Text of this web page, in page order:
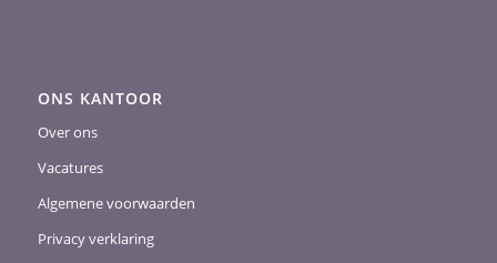
ONS KANTOOR
Over ons
Vacatures
Algemene voorwaarden
Privacy verklaring